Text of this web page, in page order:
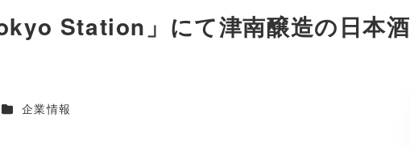
Station」にて津南醸造の日本酒
カテゴリー
企業情報